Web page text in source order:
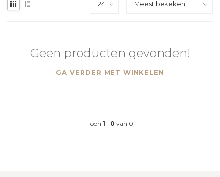
Geen producten gevonden!
GA VERDER MET WINKELEN
Toon 1 - 0 van 0